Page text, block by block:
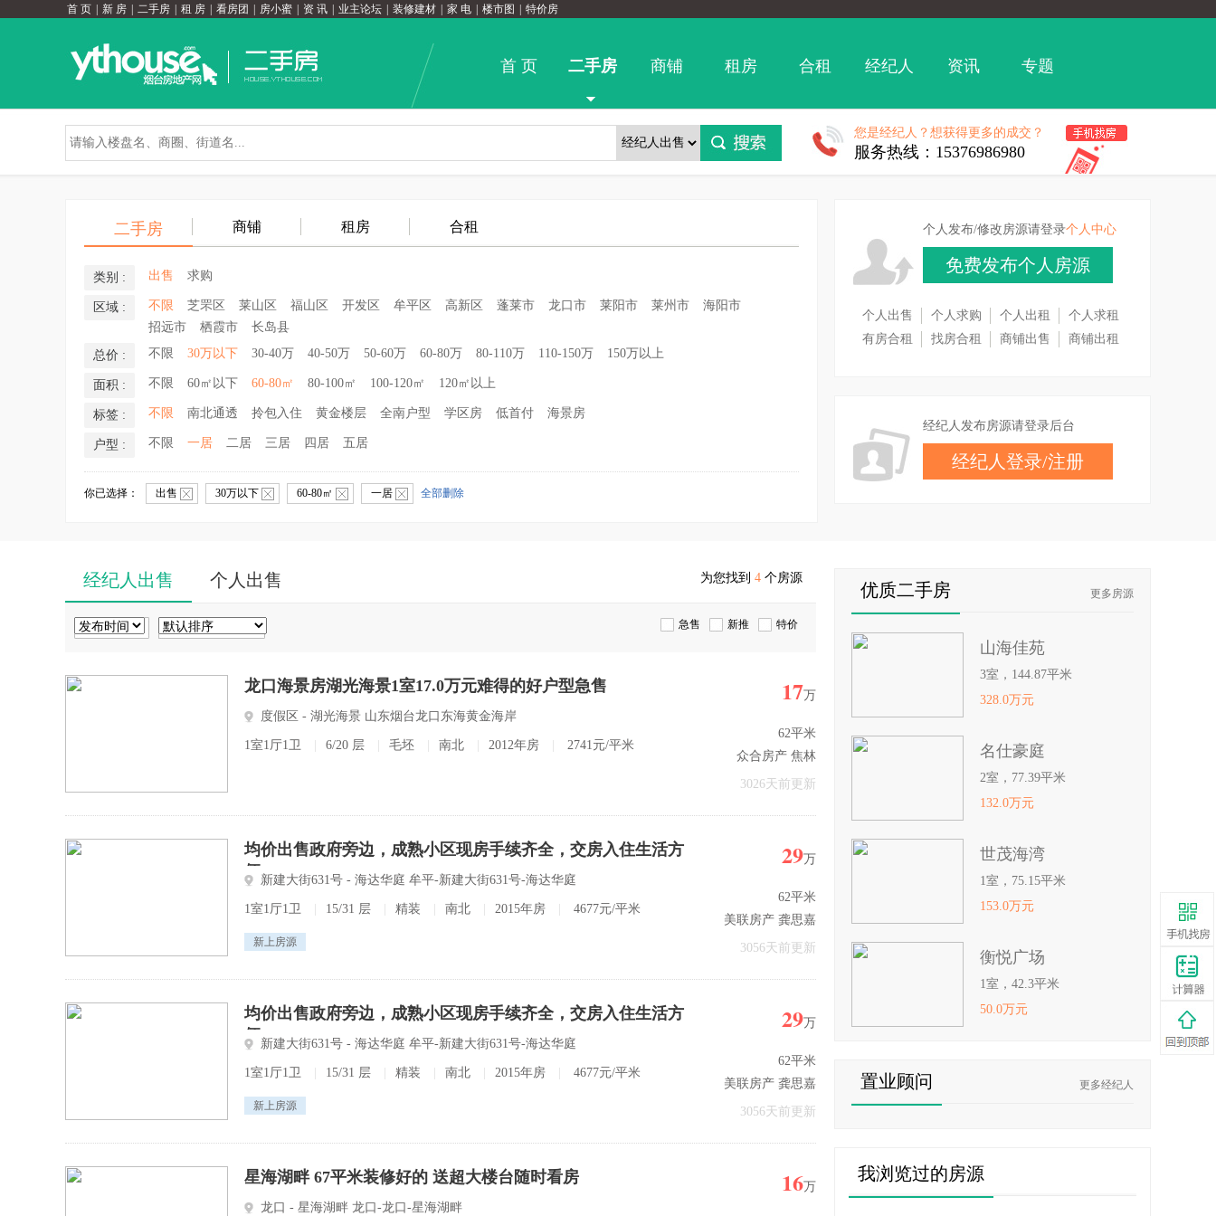
首 页 新 房 二手房 租 房 看房团 房小蜜 资 讯 业主论坛 装修建材 家 电 楼市图 特价房
首 页 二手房 商铺 租房 合租 经纪人 资讯 专题
您是经纪人？想获得更多的成交？
服务热线：15376986980
二手房 商铺 租房 合租
类别 : 出售 求购
区域 : 不限 芝罘区 莱山区 福山区 开发区 牟平区 高新区 蓬莱市 龙口市 莱阳市 莱州市
海阳市
招远市
栖霞市 长岛县
总价 : 不限 30万以下 30-40万 40-50万 50-60万 60-80万 80-110万 110-150万 150万以上
面积 : 不限 60㎡以下 60-80㎡ 80-100㎡ 100-120㎡ 120㎡以上
标签 : 不限 南北通透 拎包入住 黄金楼层 全南户型 学区房 低首付 海景房
户型 : 不限 一居 二居 三居 四居 五居
你已选择： 出售 30万以下 60-80㎡ 一居 全部删除
个人发布/修改房源请登录个人中心
免费发布个人房源
个人出售 个人求购 个人出租
个人求租
有房合租
找房合租 商铺出售 商铺出租
经纪人发布房源请登录后台
经纪人登录/注册
经纪人出售 个人出售 为您找到 4 个房源
急售 新推 特价
龙口海景房湖光海景1室17.0万元难得的好户型急售
度假区 - 湖光海景 山东烟台龙口东海黄金海岸
1室1厅1卫 6/20 层 毛坯 南北 2012年房 2741元/平米
17万
62平米
众合房产 焦林
3026天前更新
均价出售政府旁边，成熟小区现房手续齐全，交房入住生活方
便新建大街631号 - 海达华庭 牟平-新建大街631号-海达华庭
1室1厅1卫 15/31 层 精装 南北 2015年房 4677元/平米
新上房源
29万
62平米
美联房产 龚思嘉
3056天前更新
均价出售政府旁边，成熟小区现房手续齐全，交房入住生活方
便新建大街631号 - 海达华庭 牟平-新建大街631号-海达华庭
1室1厅1卫 15/31 层 精装 南北 2015年房 4677元/平米
新上房源
29万
62平米
美联房产 龚思嘉
3056天前更新
星海湖畔 67平米装修好的 送超大楼台随时看房
龙口 - 星海湖畔 龙口-龙口-星海湖畔
16万
优质二手房 更多房源
山海佳苑
3室，144.87平米
328.0万元
名仕豪庭
2室，77.39平米
132.0万元
世茂海湾
1室，75.15平米
153.0万元
衡悦广场
1室，42.3平米
50.0万元
置业顾问 更多经纪人
我浏览过的房源